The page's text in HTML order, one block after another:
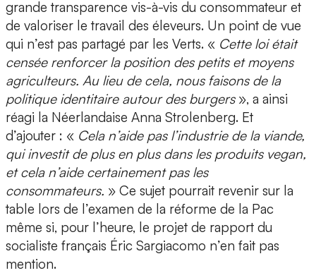
grande transparence vis-à-vis du consommateur et
de valoriser le travail des éleveurs. Un point de vue
qui n’est pas partagé par les Verts. « Cette loi était
censée renforcer la position des petits et moyens
agriculteurs. Au lieu de cela, nous faisons de la
politique identitaire autour des burgers», a ainsi
réagi la Néerlandaise Anna Strolenberg. Et
d’ajouter : « Cela n’aide pas l’industrie de la viande,
qui investit de plus en plus dans les produits vegan,
et cela n’aide certainement pas les
consommateurs. » Ce sujet pourrait revenir sur la
table lors de l’examen de la réforme de la Pac
même si, pour l’heure, le projet de rapport du
socialiste français Éric Sargiacomo n’en fait pas
mention.